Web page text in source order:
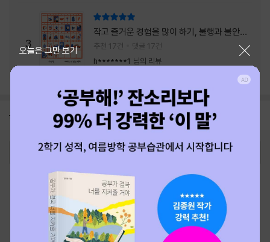
3
작고 즐거운 경험을 많이 하기, 불행과 불안을
회피하지 말기, 그리고 좋은 사람을 많이 만나
기.
추천 17건
댓글 17건
h*******1 님의 리뷰
공지 26년 NBCI 수상 안내
2026-08-01
오늘은 그만 보기
로그인 최근 본 상품 주문/배송
고객센터 1544-3800 티켓 1544-6399
중고샵 1566-4295
eBook 1:1문의/채팅상담
예스이십사(주) 사업자 정보
이용약관
개인정보처리방침
청소년보호정책
PC버전
회사소개 거래처관계자께